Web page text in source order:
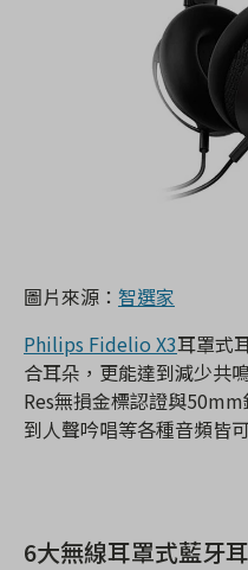
圖片來源： 智選家
Philips Fidelio X3耳罩式
合耳朵，更能達到減少共
Res無損金標認證與
到人聲吟唱等各種音頻皆
6大無線耳罩式藍牙